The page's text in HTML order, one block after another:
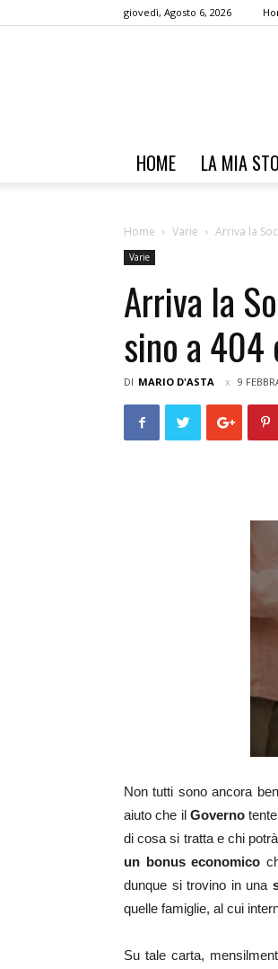
giovedì, Agosto 6, 2026
HOME LA MIA
Home Varie Arriva la
Varie
Arriva la
sino a 404
DI MARIO D'ASTA 9
Non tutti sono ancora
aiuto che il Governo
di cosa si tratta e chi
un bonus economico
dunque si trovino in una
quelle famiglie, al cui
Su tale carta,